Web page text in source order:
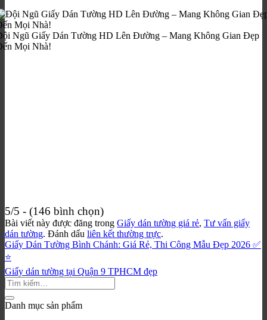
Ngũ Giấy Dán Tường HD Lên Đường – Mang Không Gian Đẹp
Mọi Nhà!
5/5 - (146 bình chọn)
Bài viết này được đăng trong Giấy dán tường giá rẻ, Tư vấn giấy
dán tường. Đánh dấu liên kết thường trực.
Giấy Dán Tường Bình Chánh: Giá Rẻ, Thi Công Mẫu Đẹp 2026 ✅
⭐
Giấy dán tường tại Quận 9 TPHCM đẹp
Danh mục sản phẩm